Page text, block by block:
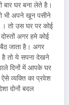
घर बना लेते है।
भी अपने खून पसीने
तो उस घर पर कोई
अगर हमे कोई
जाता है। अगर
तो ये सपना देखने
दिनों में आपके घर
व्यक्ति का प्रवेश
दोनों बदल